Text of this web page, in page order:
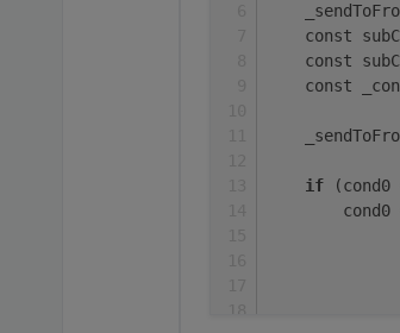
Was
const
const
const
if (cond0
cond0